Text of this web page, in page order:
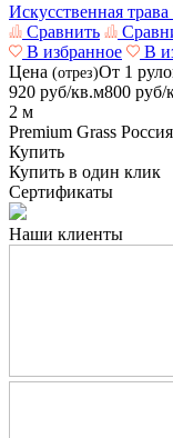
Искусственная
Сравнить
В избранное
В
Цена (отрез)От 1
920 руб/кв.м800 руб/
2 м
Premium Grass Россия
Купить
Купить в один клик
Сертификаты
Наши клиенты